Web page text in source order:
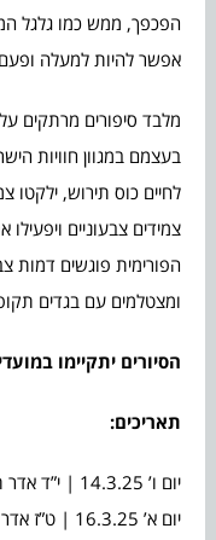
הפכפך, ממש כמו גלגל
אפשר להיות למעלה
מלבד סיפורים מרתקים
בעצמם במגוון חוויות
לחיים כוס תירוש, ילקטו
צמידים צבעוניים
הפורימית פוגשים דמות
ומצטלמים עם בגדים
הסיורים יתקיימו
תאריכים:
יום ו’ 14.3.25 | י”ד אדר תשפ”ה
יום א’ 16.3.25 | ט”ז אדר תשפ”ה